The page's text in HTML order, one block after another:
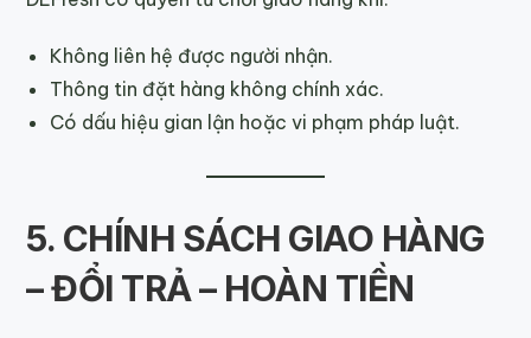
Không liên hệ được người nhận.
Thông tin đặt hàng không chính xác.
Có dấu hiệu gian lận hoặc vi phạm pháp luật.
5. CHÍNH SÁCH GIAO HÀNG
– ĐỔI TRẢ – HOÀN TIỀN